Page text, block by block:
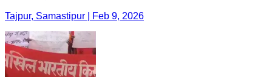
Tajpur, Samastipur | Feb 9, 2026